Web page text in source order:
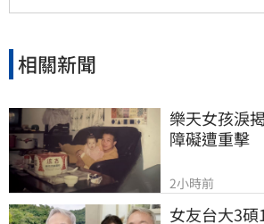
相關新聞
樂天女孩淚
障礙遭重擊
2小時前
女友台大3